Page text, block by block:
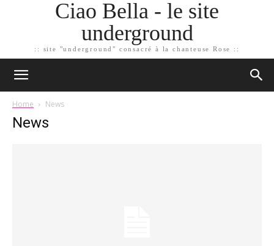
Ciao Bella - le site
underground
:: site "underground" consacré à la chanteuse Rose ::
Home News
News